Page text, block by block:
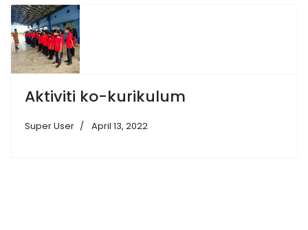
Aktiviti ko-kurikulum
Super User April 13, 2022